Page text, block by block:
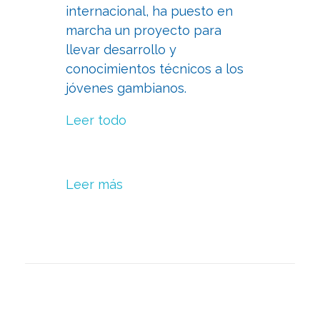
internacional, ha puesto en
marcha un proyecto para
llevar desarrollo y
conocimientos técnicos a los
jóvenes gambianos.
Leer todo
Leer más